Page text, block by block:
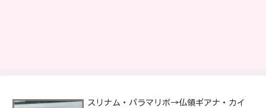
スリナム・パラマリボ→仏領ギアナ・カイ